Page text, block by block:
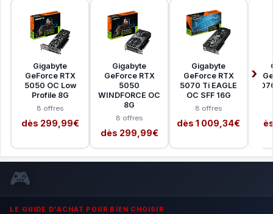
Gigabyte
GeForce RTX
5050 OC Low
Profile 8G
8 offres
dès 299,99€
Gigabyte
GeForce RTX
5050
WINDFORCE OC
8G
8 offres
dès 299,99€
Gigabyte
GeForce RTX
5070 Ti EAGLE
OC SFF 16G
8 offres
dès 1 009,34€
🎮
LE GUIDE D'ACHAT POUR BIEN CHOISIR